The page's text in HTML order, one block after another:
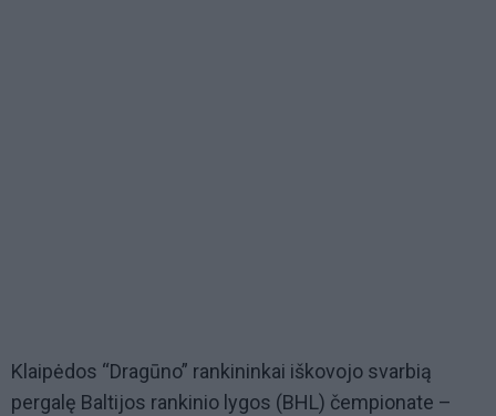
Klaipėdos “Dragūno” rankininkai iškovojo svarbią
pergalę Baltijos rankinio lygos (BHL) čempionate –